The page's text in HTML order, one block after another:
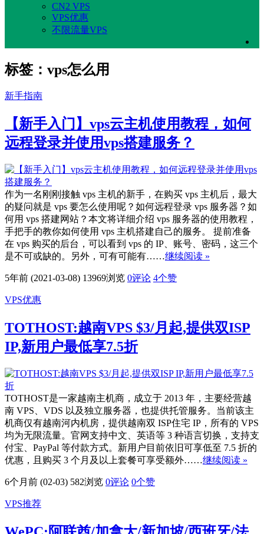
CN2 VPS
VPS优惠
不限流量VPS
标签：vps怎么用
新手指南
【新手入门】vps云主机使用教程，如何
远程登录并使用vps搭建服务？
作为一名刚刚接触 vps 主机的新手，在购买 vps 主机后，最大
的疑问就是 vps 要怎么使用呢？如何远程登录 vps 服务器？如
何用 vps 搭建网站？本文将详细介绍 vps 服务器的使用教程，
手把手的教你如何使用 vps 主机搭建自己的服务。 提前准备
在 vps 购买的后台，可以看到 vps 的 IP、账号、密码，这三个
是不可或缺的。另外，可有可能有……继续阅读 »
5年前 (2021-03-08) 13969浏览 0评论 4个赞
VPS优惠
TOTHOST:越南VPS $3/月起,提供双ISP
IP,新用户最低享7.5折
TOTHOST是一家越南主机商，成立于 2013 年，主要经营越
南 VPS、VDS 以及独立服务器，也提供托管服务。当前该主
机商仅有越南河内机房，提供越南双 ISP住宅 IP，所有的 VPS
均为无限流量。官网支持中文、英语等 3 种语言切换，支持支
付宝、PayPal 等付款方式。新用户目前依旧可享低至 7.5 折的
优惠，且购买 3 个月及以上套餐可享受额外……继续阅读 »
6个月前 (02-03) 582浏览 0评论 0个赞
VPS推荐